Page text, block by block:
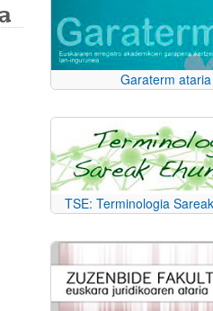
Garaterm ataria
TSE: Terminologia